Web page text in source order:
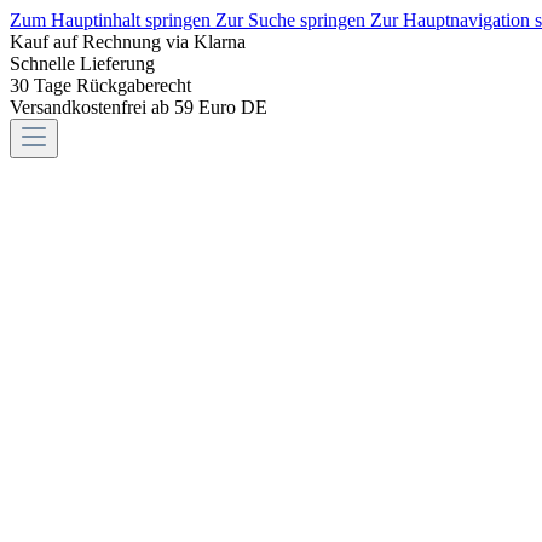
Zum Hauptinhalt springen Zur Suche springen Zur Hauptnavigation
Kauf auf Rechnung via Klarna
Schnelle Lieferung
30 Tage Rückgaberecht
Versandkostenfrei ab 59 Euro DE